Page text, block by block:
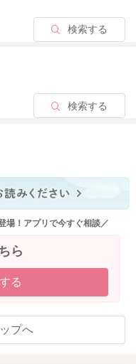
検索する
検索する
場！アプリで今すぐ相談／
ら
る
プへ